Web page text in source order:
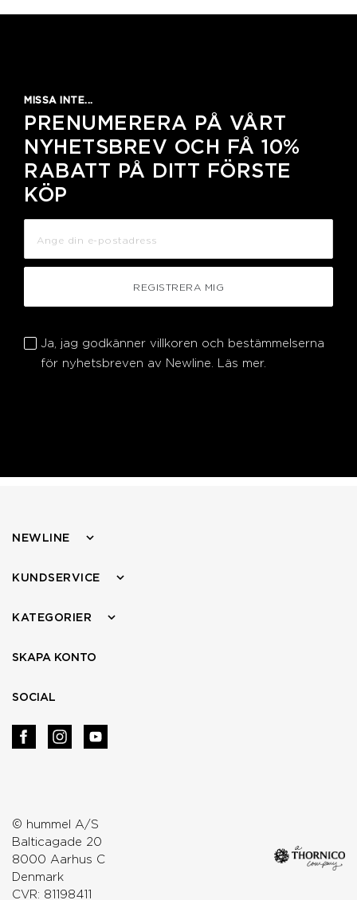
MISSA INTE...
PRENUMERERA PÅ VÅRT
NYHETSBREV OCH FÅ 10%
RABATT PÅ DITT FÖRSTE
KÖP
REGISTRERA MIG
Ja, jag godkänner villkoren och bestämmelserna
för nyhetsbreven av Newline. Läs mer.
© hummel A/S
Balticagade 20
8000 Aarhus C
Denmark
CVR: 81198411
NEWLINE
KUNDSERVICE
KATEGORIER
SKAPA KONTO
SOCIAL